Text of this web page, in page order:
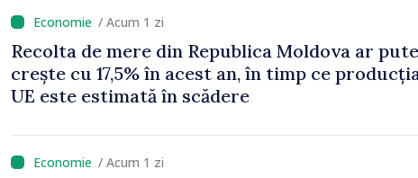
/ Acum 1 zi
Recolta de mere din Republica Moldova ar
crește cu 17,5% în acest an, în timp ce
UE este estimată în scădere
/ Acum 1 zi